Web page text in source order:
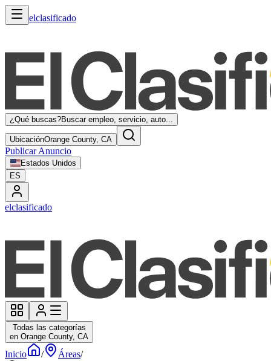
elclasificado
¿Qué buscas?Buscar empleo, servicio, auto...
UbicaciónOrange County, CA
Publicar Anuncio
Estados Unidos
ES
elclasificado
Todas las categorías
en Orange County, CA
Inicio / Áreas/